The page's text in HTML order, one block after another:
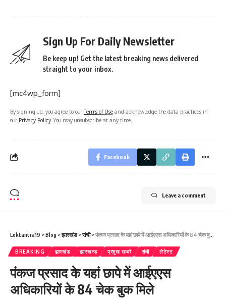
Sign Up For Daily Newsletter
Be keep up! Get the latest breaking news delivered
straight to your inbox.
[mc4wp_form]
By signing up, you agree to ourTerms of Use and acknowledge the data practices in
our Privacy Policy. You may unsubscribe at any time.
Facebook
Leave a comment
Loktantra19 >Blog >झारखंड>रांची>पंकज प्रसाद के यहां छापे में आईएएस अधिकारियों के 84 चेक बुक मिले
BREAKING झारखंड झारखण्ड प्रमुख खबरे रांची लेटेस्ट
पंकज प्रसाद के यहां छापे में आईएएस
अधिकारियों के 84 चेक बुक मिले